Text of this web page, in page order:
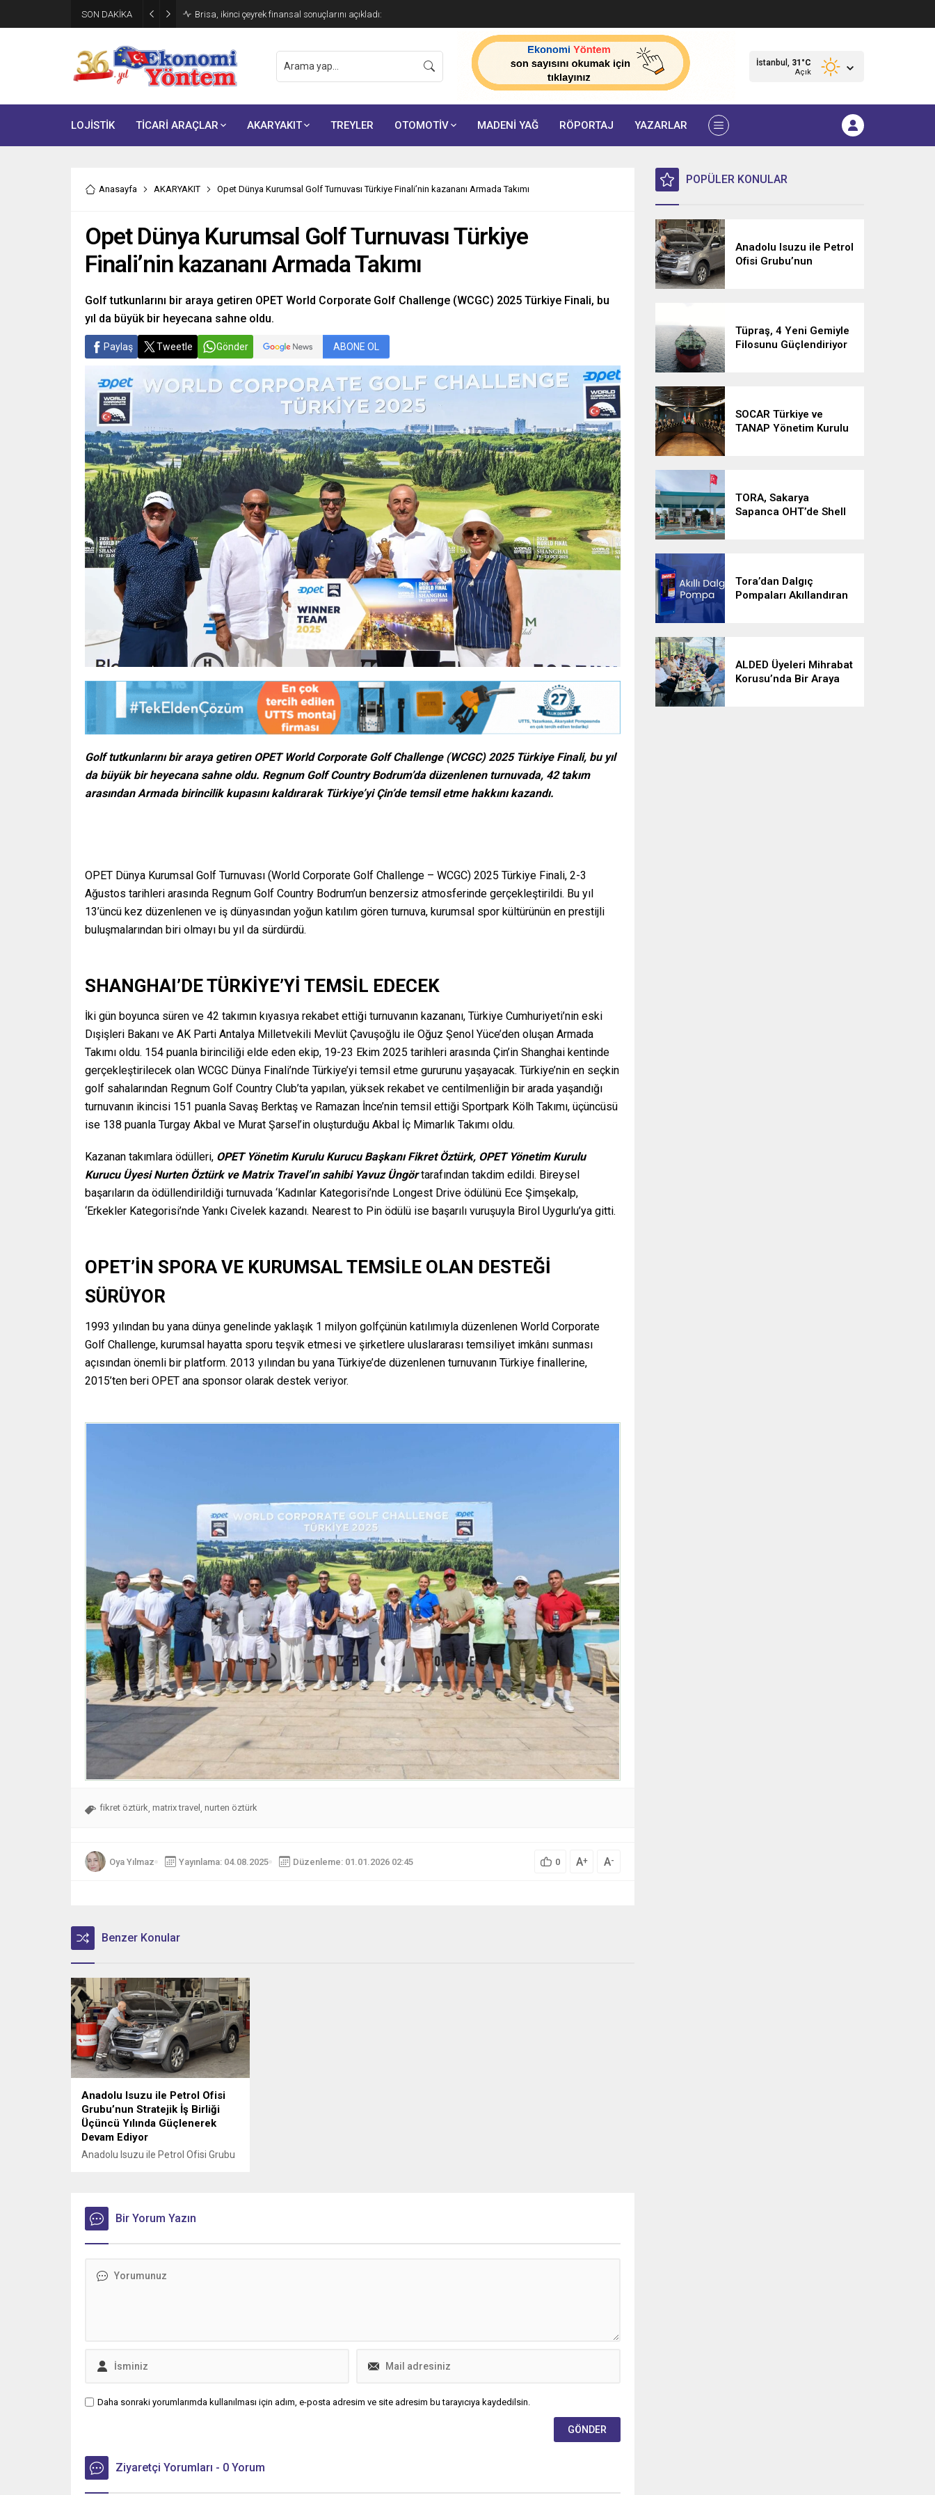
SON DAKİKA Brisa, ikinci çeyrek finansal sonuçlarını açıkladı:
İstanbul, 31 °C
Açık
LOJİSTİK TİCARİ ARAÇLAR AKARYAKIT TREYLER OTOMOTİV MADENİ YAĞ RÖPORTAJ YAZARLAR
Anasayfa AKARYAKIT Opet Dünya Kurumsal Golf Turnuvası Türkiye Finali’nin kazananı Armada Takımı
Opet Dünya Kurumsal Golf Turnuvası Türkiye
Finali’nin kazananı Armada Takımı
Golf tutkunlarını bir araya getiren OPET World Corporate Golf Challenge (WCGC) 2025 Türkiye Finali, bu
yıl da büyük bir heyecana sahne oldu.
Paylaş Tweetle Gönder ABONE OL
Golf tutkunlarını bir araya getiren OPET World Corporate Golf Challenge (WCGC) 2025 Türkiye Finali, bu yıl
da büyük bir heyecana sahne oldu. Regnum Golf Country Bodrum’da düzenlenen turnuvada, 42 takım
arasından Armada birincilik kupasını kaldırarak Türkiye’yi Çin’de temsil etme hakkını kazandı.
OPET Dünya Kurumsal Golf Turnuvası (World Corporate Golf Challenge – WCGC) 2025 Türkiye Finali, 2-3
Ağustos tarihleri arasında Regnum Golf Country Bodrum’un benzersiz atmosferinde gerçekleştirildi. Bu yıl
13’üncü kez düzenlenen ve iş dünyasından yoğun katılım gören turnuva, kurumsal spor kültürünün en prestijli
buluşmalarından biri olmayı bu yıl da sürdürdü.
SHANGHAI’DE TÜRKİYE’Yİ TEMSİL EDECEK
İki gün boyunca süren ve 42 takımın kıyasıya rekabet ettiği turnuvanın kazananı, Türkiye Cumhuriyeti’nin eski
Dışişleri Bakanı ve AK Parti Antalya Milletvekili Mevlüt Çavuşoğlu ile Oğuz Şenol Yüce’den oluşan Armada
Takımı oldu. 154 puanla birinciliği elde eden ekip, 19-23 Ekim 2025 tarihleri arasında Çin’in Shanghai kentinde
gerçekleştirilecek olan WCGC Dünya Finali’nde Türkiye’yi temsil etme gururunu yaşayacak. Türkiye’nin en seçkin
golf sahalarından Regnum Golf Country Club’ta yapılan, yüksek rekabet ve centilmenliğin bir arada yaşandığı
turnuvanın ikincisi 151 puanla Savaş Berktaş ve Ramazan İnce’nin temsil ettiği Sportpark Kölh Takımı, üçüncüsü
ise 138 puanla Turgay Akbal ve Murat Şarsel’in oluşturduğu Akbal İç Mimarlık Takımı oldu.
Kazanan takımlara ödülleri, OPET Yönetim Kurulu Kurucu Başkanı Fikret Öztürk, OPET Yönetim Kurulu
Kurucu Üyesi Nurten Öztürk ve Matrix Travel’ın sahibi Yavuz Üngörtarafından takdim edildi. Bireysel
başarıların da ödüllendirildiği turnuvada ‘Kadınlar Kategorisi’nde Longest Drive ödülünü Ece Şimşekalp,
‘Erkekler Kategorisi’nde Yankı Civelek kazandı. Nearest to Pin ödülü ise başarılı vuruşuyla Birol Uygurlu’ya gitti.
OPET’İN SPORA VE KURUMSAL TEMSİLE OLAN DESTEĞİ
SÜRÜYOR
1993 yılından bu yana dünya genelinde yaklaşık 1 milyon golfçünün katılımıyla düzenlenen World Corporate
Golf Challenge, kurumsal hayatta sporu teşvik etmesi ve şirketlere uluslararası temsiliyet imkânı sunması
açısından önemli bir platform. 2013 yılından bu yana Türkiye’de düzenlenen turnuvanın Türkiye finallerine,
2015’ten beri OPET ana sponsor olarak destek veriyor.
fikret öztürk, matrix travel , nurten öztürk
Oya Yılmaz Yayınlama: 04.08.2025 Düzenleme: 01.01.2026 02:45 0 A+ A-
Benzer Konular
Anadolu Isuzu ile Petrol Ofisi
Grubu’nun Stratejik İş Birliği
Üçüncü Yılında Güçlenerek
Devam Ediyor
Anadolu Isuzu ile Petrol Ofisi Grubu
Bir Yorum Yazın
Daha sonraki yorumlarımda kullanılması için adım, e-posta adresim ve site adresim bu tarayıcıya kaydedilsin.
Ziyaretçi Yorumları - 0 Yorum
POPÜLER KONULAR
Anadolu Isuzu ile Petrol
Ofisi Grubu’nun
Tüpraş, 4 Yeni Gemiyle
Filosunu Güçlendiriyor
SOCAR Türkiye ve
TANAP Yönetim Kurulu
TORA, Sakarya
Sapanca OHT’de Shell
Tora’dan Dalgıç
Pompaları Akıllandıran
ALDED Üyeleri Mihrabat
Korusu’nda Bir Araya